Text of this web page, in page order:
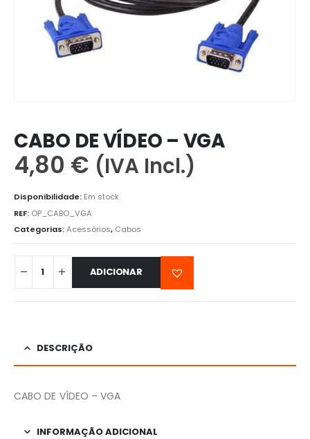
CABO DE VÍDEO – VGA
4,80 € (IVA Incl.)
Disponibilidade: Em stock
REF: OP_CABO_VGA
Categorias:Acessórios, Cabos
ADICIONAR
DESCRIÇÃO
CABO DE VÍDEO – VGA
INFORMAÇÃO ADICIONAL